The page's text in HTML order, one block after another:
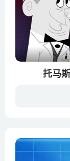
托马